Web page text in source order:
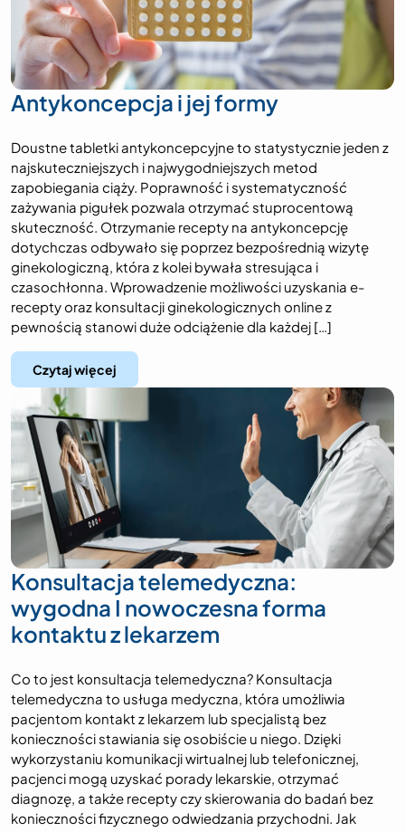
Antykoncepcja i jej formy
Doustne tabletki antykoncepcyjne to statystycznie jeden z
najskuteczniejszych i najwygodniejszych metod
zapobiegania ciąży. Poprawność i systematyczność
zażywania pigułek pozwala otrzymać stuprocentową
skuteczność. Otrzymanie recepty na antykoncepcję
dotychczas odbywało się poprzez bezpośrednią wizytę
ginekologiczną, która z kolei bywała stresująca i
czasochłonna. Wprowadzenie możliwości uzyskania e-
recepty oraz konsultacji ginekologicznych online z
pewnością stanowi duże odciążenie dla każdej […]
Czytaj więcej
Konsultacja telemedyczna:
wygodna I nowoczesna forma
kontaktu z lekarzem
Co to jest konsultacja telemedyczna? Konsultacja
telemedyczna to usługa medyczna, która umożliwia
pacjentom kontakt z lekarzem lub specjalistą bez
konieczności stawiania się osobiście u niego. Dzięki
wykorzystaniu komunikacji wirtualnej lub telefonicznej,
pacjenci mogą uzyskać porady lekarskie, otrzymać
diagnozę, a także recepty czy skierowania do badań bez
konieczności fizycznego odwiedzania przychodni. Jak